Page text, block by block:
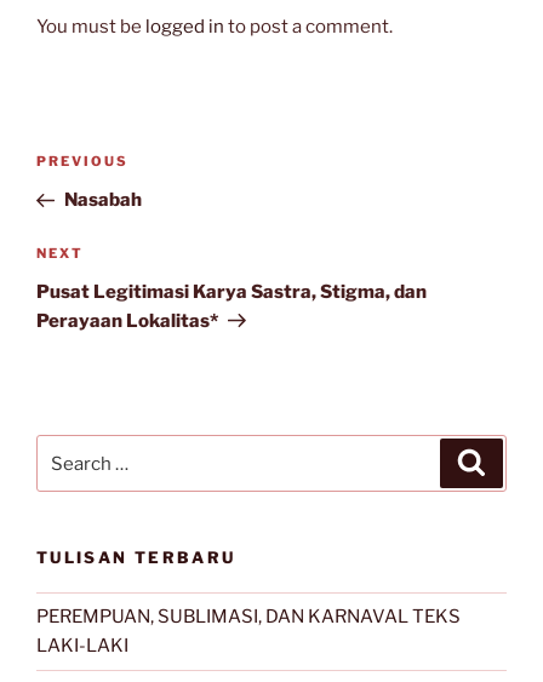
You must be logged in to post a comment.
Post
Previous
Post
PREVIOUS
Nasabah
Next
Post
NEXT
Pusat Legitimasi Karya Sastra, Stigma, dan
Perayaan Lokalitas*
for:
TULISAN TERBARU
PEREMPUAN, SUBLIMASI, DAN KARNAVAL TEKS
LAKI-LAKI